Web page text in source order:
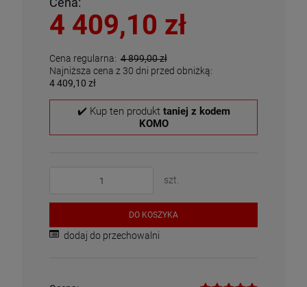
4 409,10 zł
Cena regularna: 4 899,00 zł
Najniższa cena z 30 dni przed obniżką:
4 409,10 zł
✔️ Kup ten produkt taniej z kodem
KOMO
szt.
DO KOSZYKA
dodaj do przechowalni